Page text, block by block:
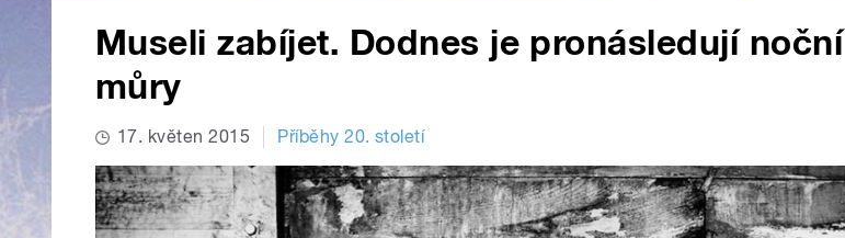
Museli zabíjet. Dodnes je pronásledují noční
můry
17. květen 2015 Příběhy 20. století